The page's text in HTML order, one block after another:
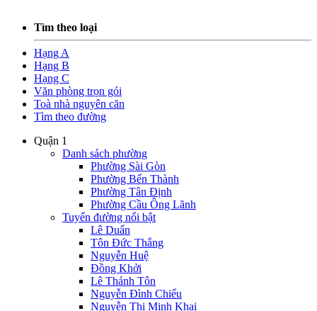
Tìm theo loại
Hạng A
Hạng B
Hạng C
Văn phòng trọn gói
Toà nhà nguyên căn
Tìm theo đường
Quận 1
Danh sách phường
Phường Sài Gòn
Phường Bến Thành
Phường Tân Định
Phường Cầu Ông Lãnh
Tuyến đường nổi bật
Lê Duẩn
Tôn Đức Thắng
Nguyễn Huệ
Đồng Khởi
Lê Thánh Tôn
Nguyễn Đình Chiểu
Nguyễn Thị Minh Khai